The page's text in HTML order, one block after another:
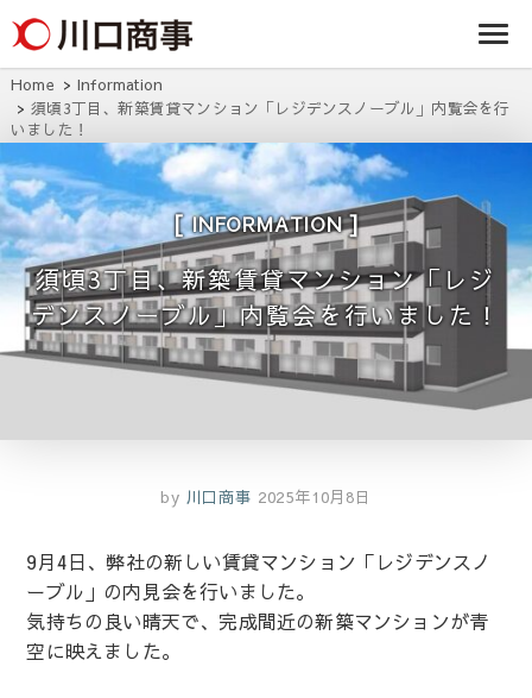
事株式
会社
アパート・マンシ
ョン・マンショ
ン・店舗・事務所
は川口商事株式会
社
Home
Information
須頃3丁目、新築賃貸マンション「レジデンスノーブル」内覧会を行
いました！
INFORMATION
須頃3丁目、新築賃貸マンション「レジ
デンスノーブル」内覧会を行いました！
by 川口商事 2025年10月8日
9月4日、弊社の新しい賃貸マンション「レジデンスノ
ーブル」の内見会を行いました。
気持ちの良い晴天で、完成間近の新築マンションが青
空に映えました。